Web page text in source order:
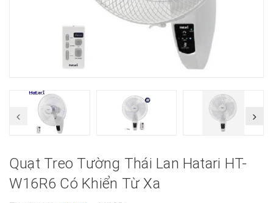
Quạt Treo Tường Thái Lan Hatari HT-
W16R6 Có Khiển Từ Xa